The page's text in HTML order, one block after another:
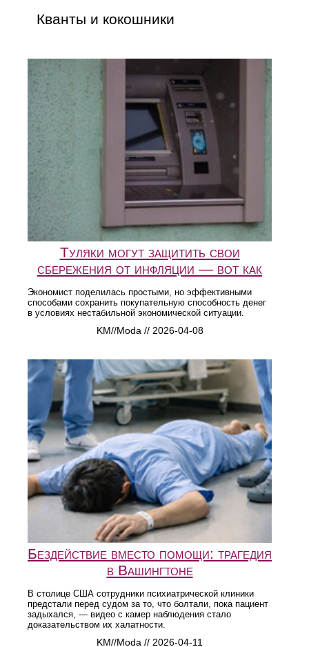
Кванты и кокошники
Туляки могут защитить свои
сбережения от инфляции — вот как
Экономист поделилась простыми, но эффективными
способами сохранить покупательную способность денег
в условиях нестабильной экономической ситуации.
KM//Moda // 2026-04-08
Бездействие вместо помощи: трагедия
в Вашингтоне
В столице США сотрудники психиатрической клиники
предстали перед судом за то, что болтали, пока пациент
задыхался, — видео с камер наблюдения стало
доказательством их халатности.
KM//Moda // 2026-04-11